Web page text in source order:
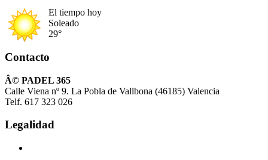
El tiempo hoy
Soleado
29°
Contacto
Â© PADEL 365
Calle Viena nº 9. La Pobla de Vallbona (46185) Valencia
Telf. 617 323 026
Legalidad